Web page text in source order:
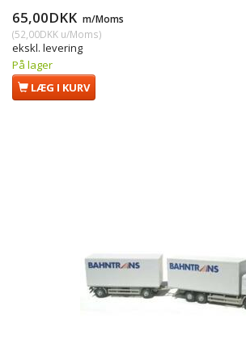
65,00DKK m/Moms
(52,00DKK u/Moms)
ekskl. levering
På lager
LÆG I KURV